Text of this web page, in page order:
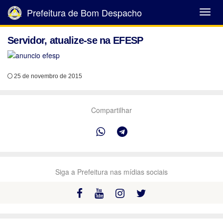
Abrir
Menu
Prefeitura de Bom Despacho
Servidor, atualize-se na EFESP
25 de novembro de 2015
Compartilhar
Siga a Prefeitura nas mídias sociais